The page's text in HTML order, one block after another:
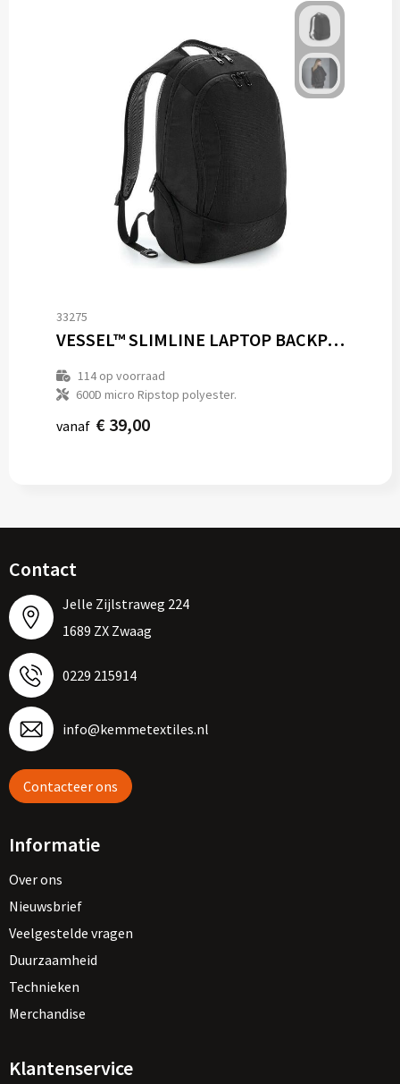
33275
VESSEL™ SLIMLINE LAPTOP BACKPACK
114op voorraad
600D micro Ripstop polyester.
vanaf € 39,00
Contact
Jelle Zijlstraweg 224
1689 ZX Zwaag
0229 215914
info@kemmetextiles.nl
Contacteer ons
Informatie
Over ons
Nieuwsbrief
Veelgestelde vragen
Duurzaamheid
Technieken
Merchandise
Klantenservice